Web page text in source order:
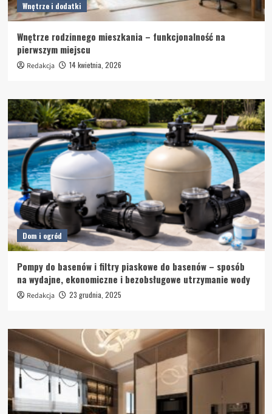
Wnętrze i dodatki
Wnętrze rodzinnego mieszkania – funkcjonalność na
pierwszym miejscu
Redakcja 14 kwietnia, 2026
Dom i ogród
Pompy do basenów i filtry piaskowe do basenów – sposób
na wydajne, ekonomiczne i bezobsługowe utrzymanie wody
Redakcja 23 grudnia, 2025